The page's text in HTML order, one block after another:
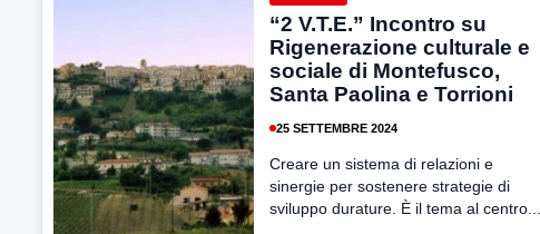
“2 V.T.E.” Incontro su
Rigenerazione culturale e
sociale di Montefusco,
Santa Paolina e Torrioni
25 SETTEMBRE 2024
Creare un sistema di relazioni e
sinergie per sostenere strategie di
sviluppo durature. È il tema al centro...